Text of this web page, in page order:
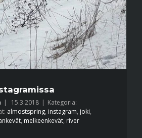
15.3.2018
Kategoria:
almostspring, instagram, joki,
, melkeenkevät, river